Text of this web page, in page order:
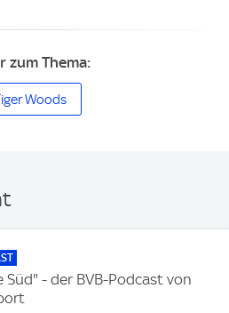
zum Thema:
Woods
Süd" - der BVB-Podcast von